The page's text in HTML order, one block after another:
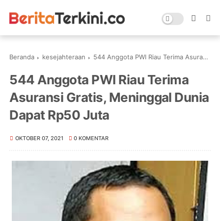
Beranda kesejahteraan 544 Anggota PWI Riau Terima Asuransi Gratis, Meninggal Dunia Dapat Rp50 Juta
544 Anggota PWI Riau Terima
Asuransi Gratis, Meninggal Dunia
Dapat Rp50 Juta
OKTOBER 07, 2021 0 KOMENTAR